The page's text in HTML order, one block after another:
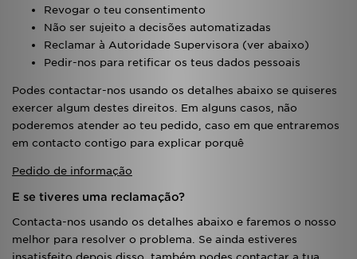
Revogar o teu consentimento
Não ser sujeito a decisões automatizadas
Reclamar à Autoridade Supervisora (ver abaixo)
Pedir-nos para retificar os teus dados pessoais
Podes contactar-nos usando os detalhes abaixo se quiseres
exercer algum destes direitos. Em alguns casos, não
poderemos atender ao teu pedido, caso em que entraremos
em contacto contigo para explicar porquê
Pedido de informação
E se tiveres uma reclamação?
Contacta-nos usando os detalhes abaixo e faremos o nosso
melhor para resolver o problema. Se ainda estiveres